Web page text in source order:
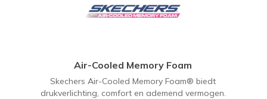
Air-Cooled Memory Foam
Skechers Air-Cooled Memory Foam® biedt
drukverlichting, comfort en ademend vermogen.